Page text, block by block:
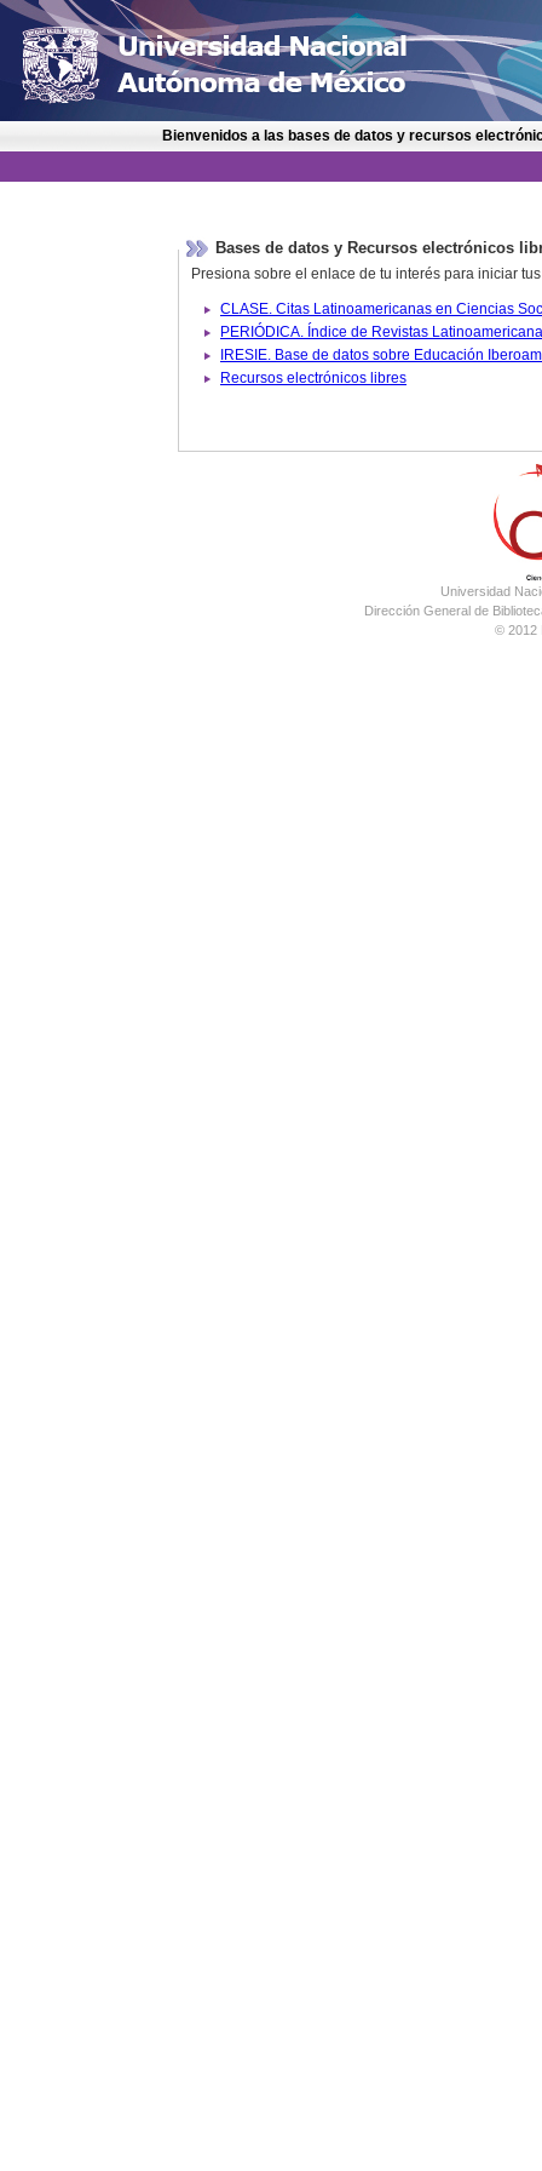
Bienvenidos a las bases de datos y recursos
Bases de datos y Recursos electrónicos
Presiona sobre el enlace de tu interés para iniciar
IRESIE. Base de datos
Recursos electrónicos libres
Universidad
Dirección General de
© 2012